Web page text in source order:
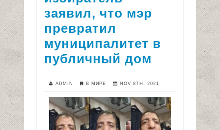
заявил, что мэр
превратил
муниципалитет в
публичный дом
ADMIN В МИРЕ NOV 8TH, 2021